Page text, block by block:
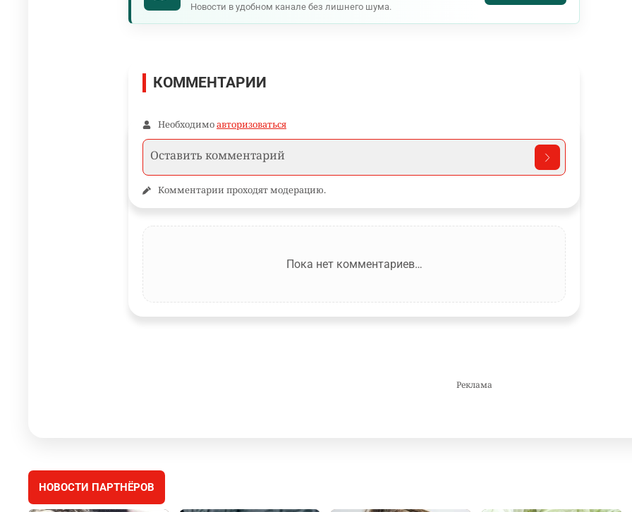
Новости в удобном канале без лишнего шума.
КОММЕНТАРИИ
Необходимоавторизоваться
Комментарии проходят модерацию.
Пока нет комментариев…
НОВОСТИ ПАРТНЁРОВ